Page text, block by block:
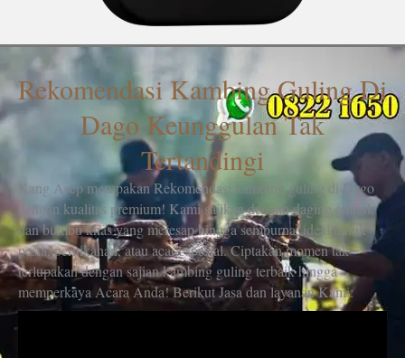
Rekomendasi Kambing Guling Di
Dago Keunggulan Tak
Tertandingi
Kang Asep merupakan Rekomendasi kambing guling di Dago
dengan kualitas premium! Kami sajikan dengan daging empuk
dan bumbu khas yang meresap hingga sempurna, ideal untuk
pesta, pernikahan, atau acara spesial. Ciptakan momen tak
terlupakan dengan sajian kambing guling terbaik hingga
memperkaya Acara Anda! Berikut Jasa dan layanan Kami: